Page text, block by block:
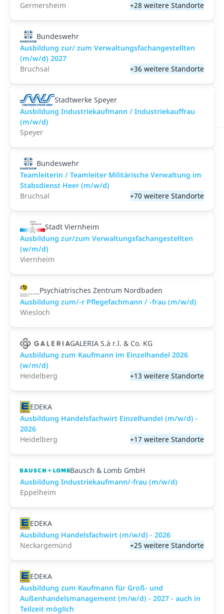
Germersheim
+28 weitere Standorte
Bundeswehr
Ausbildung zur/ zum Verwaltungsfachangestellten
(m/w/d) 2027
Bruchsal
+36 weitere Standorte
Stadtwerke Speyer
Ausbildung Industriekaufmann / Industriekauffrau
(m/w/d)
Speyer
Bundeswehr
Teamleiterin / Teamleiter Militärische Verwaltung im
Stabsdienst Heer (m/w/d)
Bruchsal
+70 weitere Standorte
Stadt Viernheim
Ausbildung zur/zum Verwaltungsfachangestellten
(w/m/d)
Viernheim
Psychiatrisches Zentrum Nordbaden
Ausbildung zum/-r Pflegefachmann / -frau (m/w/d)
Wiesloch
GALERIA S.à r.l. & Co. KG
Ausbildung zum Kaufmann im Einzelhandel 2026
(w/m/d)
Heidelberg
+13 weitere Standorte
EDEKA
Ausbildung Handelsfachwirt Einzelhandel (m/w/d) -
2026
Heidelberg
+17 weitere Standorte
Bausch & Lomb GmbH
Ausbildung Industriekaufmann/-frau (m/w/d)
Eppelheim
EDEKA
Ausbildung Handelsfachwirt (m/w/d) - 2026
Neckargemünd
+25 weitere Standorte
EDEKA
Ausbildung zum Kaufmann für Groß- und
Außenhandelsmanagement (m/w/d) - 2027 - auch in
Teilzeit möglich